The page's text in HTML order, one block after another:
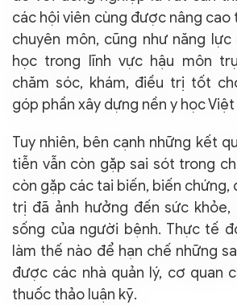
các hội viên cùng được nâng cao
chuyên môn, cũng như năng lực
học trong lĩnh vực hậu môn
chăm sóc, khám, điều trị tốt
góp phần xây dựng nền y học Việt
Tuy nhiên, bên cạnh những kết
tiễn vẫn còn gặp sai sót trong
còn gặp các tai biến, biến chứng,
trị đã ảnh hưởng đến sức
sống của người bệnh. Thực tế
làm thế nào để hạn chế những
được các nhà quản lý, cơ quan
thuốc thảo luận kỹ.